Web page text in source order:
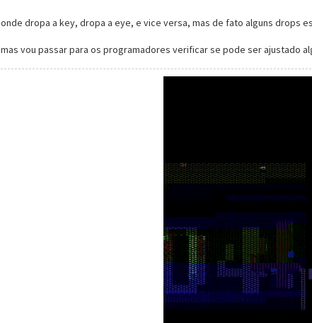
onde dropa a key, dropa a eye, e vice versa, mas de fato alguns drops
mas vou passar para os programadores verificar se pode ser ajustado